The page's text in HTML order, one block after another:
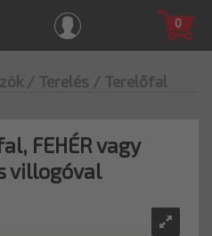
0
/ Terelés / Terelőfal
FEHÉR vagy
villogóval